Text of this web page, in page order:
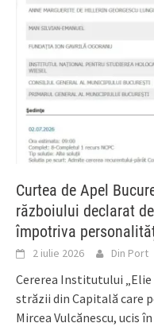
Curtea de Apel
războiului declarat
împotriva
2 iulie 2026 Din Port
Cererea Institutului „Elie
străzii din Capitală care
Mircea Vulcănescu, ucis